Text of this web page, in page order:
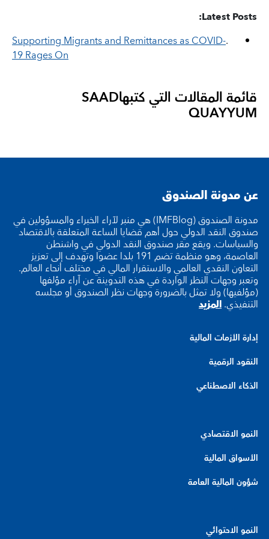
Latest Posts:
.
Supporting Migrants and Remittances as COVID-
19 Rages On
قائمة المقالات التي كتبهاSAAD
QUAYYUM
عن مدونة الصندوق
مدونة الصندوق (IMFBlog) هي منبر لآراء الخبراء والمسؤولين في
صندوق النقد الدولي حول أهم قضايا الساعة المتعلقة بالاقتصاد
والسياسات. ويقع مقر صندوق النقد الدولي في واشنطن
العاصمة، وهو منظمة تضم 191 بلدا عضوا وتهدف إلى تعزيز
التعاون النقدي العالمي والاستقرار المالي في مختلف أنحاء العالم.
وتعبر وجهات النظر الواردة في هذه التدوينة عن آراء مؤلفها
(مؤلفيها) ولا تمثل بالضرورة وجهات نظر الصندوق أو مجلسه
التنفيذي.المزيد
إدارة الأزمات المالية
النقود الرقمية
الذكاء الاصطناعي
النمو الاقتصادي
الأسواق المالية
شؤون المالية العامة
النمو الاحتوائي